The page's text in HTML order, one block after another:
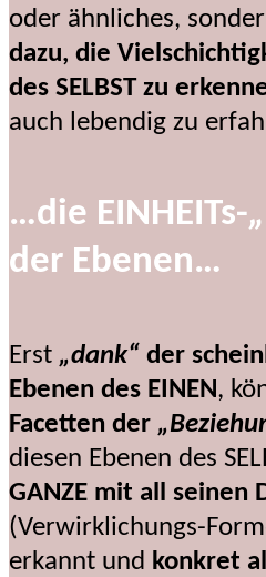
oder ähnliches,
dazu, die
des SELBST zu
auch lebendig zu
…die EINHEITs-
der Ebenen…
Erst „dank“ der
Ebenen des EINEN,
Facetten der
diesen Ebenen des
GANZE mit all seinen
(Verwirklichungs-
erkannt und konkret